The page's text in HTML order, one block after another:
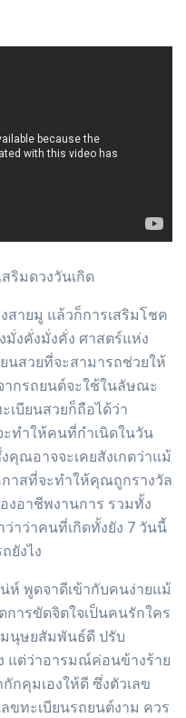
ริมดวงวันเกิด
สายมู แล้วก็การเสริมโชค
งคั่งมั่งคั่ง ศาสตร์แห่ง
นสวยที่จะสามารถช่วยให้
ากรถยนต์จะใช้ในลัษณะ
เบียนสวยก็ถือได้ว่า
ะทำให้คนที่กำเนิดในวัน
คุณอาจจะเคยสังเกตว่าแม้
าสที่จะทำให้คุณถูกรางวัล
งอาชีพงานการ รวมทั้ง
าว่าคนที่เกิดทั้งยัง 7 วันนี้
ยังไง
ห์ พูดจาดีเข้ากับคนง่ายแม้
ารขัดจิตใจเป็นคนรักใคร
นุษยสัมพันธ์ดี ปรับ
แต่ว่าอารมณ์ค่อนข้างร้าย
กคุมเองให้ดี ซึ่งตัวเลข
ขทะเบียนรถยนต์งาม ควร